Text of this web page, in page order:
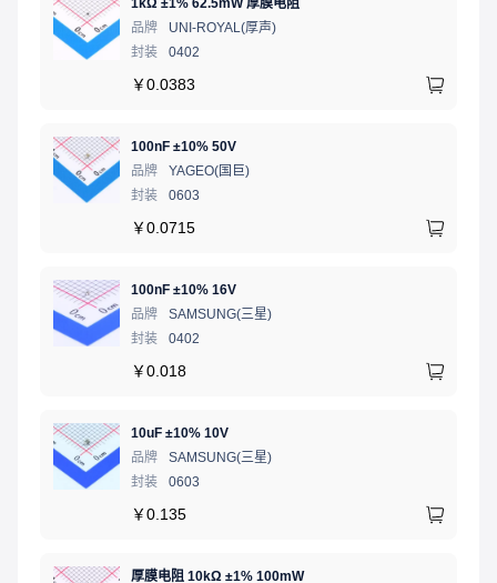
1kΩ ±1% 62.5mW 厚膜电阻
品牌
UNI-ROYAL(厚声)
封装
0402
￥0.0383
100nF ±10% 50V
品牌
YAGEO(国巨)
封装
0603
￥0.0715
100nF ±10% 16V
品牌
SAMSUNG(三星)
封装
0402
￥0.018
10uF ±10% 10V
品牌
SAMSUNG(三星)
封装
0603
￥0.135
厚膜电阻 10kΩ ±1% 100mW